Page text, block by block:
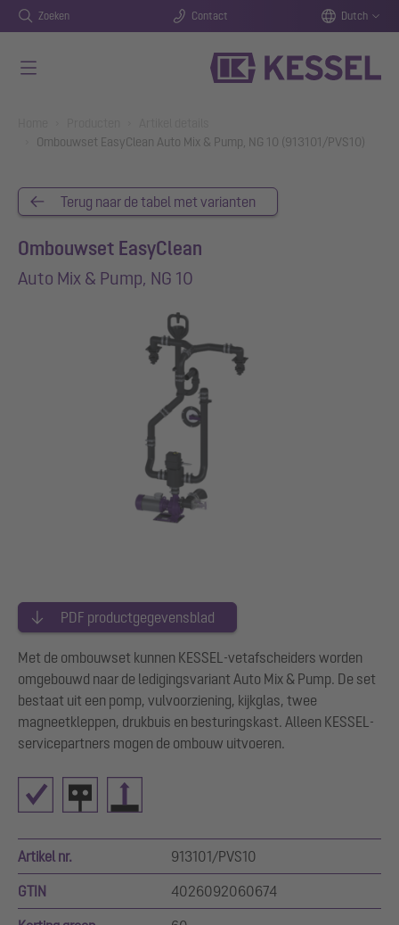
Zoeken Contact Dutch
Ombouwset EasyClean Auto Mix & Pump, NG 10 (913101/PVS10)
Terug naar de tabel met varianten
Ombouwset EasyClean
Auto Mix & Pump, NG 10
PDF productgegevensblad
Met de ombouwset kunnen KESSEL-vetafscheiders worden
omgebouwd naar de ledigingsvariant Auto Mix & Pump. De set
bestaat uit een pomp, vulvoorziening, kijkglas, twee
magneetkleppen, drukbuis en besturingskast. Alleen KESSEL-
servicepartners mogen de ombouw uitvoeren.
Artikel nr. 913101/PVS10
GTIN 4026092060674